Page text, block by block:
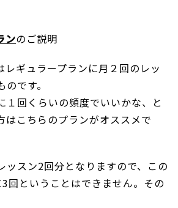
ンのご説明
レギュラープランに月２回のレッ
です。
１回くらいの頻度でいいかな、と
はこちらのプランがオススメで
ッスン2回分となりますので、この
回ということはできません。その